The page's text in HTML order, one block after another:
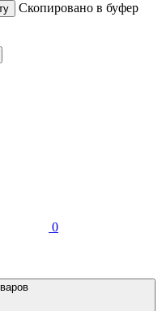
Скопировано в буфер
0